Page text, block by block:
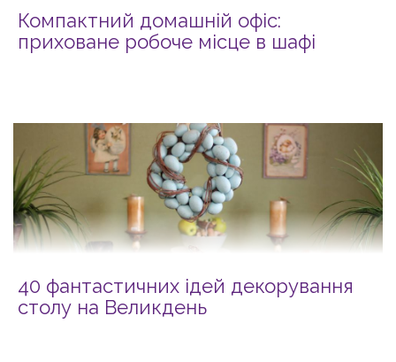
Компактний домашній офіс:
приховане робоче місце в шафі
40 фантастичних ідей декорування
столу на Великдень